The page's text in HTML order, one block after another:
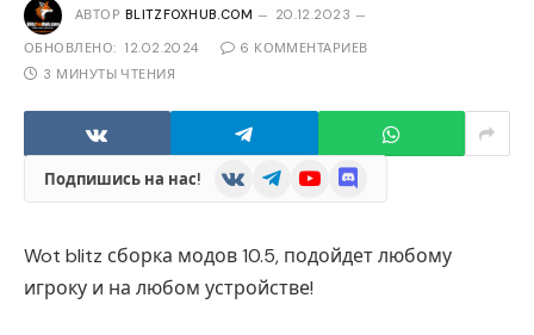
АВТОР BLITZFOXHUB.COM 20.12.2023
ОБНОВЛЕНО: 12.02.2024
6 КОММЕНТАРИЕВ
3 МИНУТЫ ЧТЕНИЯ
Подпишись на нас! VKontakteTelegramYouTubeDiscord
Wot blitz сборка модов 10.5, подойдет любому
игроку и на любом устройстве!